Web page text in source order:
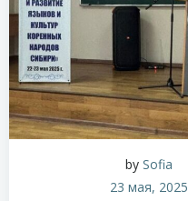
bySofia
23 мая, 2025